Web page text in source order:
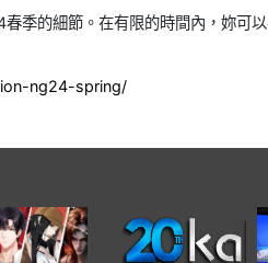
季的細節。在有限的時間內，妳可
ng24-spring/